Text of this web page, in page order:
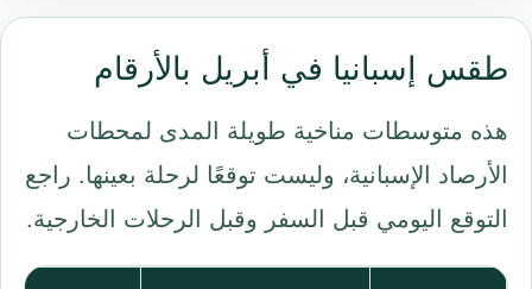
طقس إسبانيا في أبريل بالأرقام
هذه متوسطات مناخية طويلة المدى لمحطات
الأرصاد الإسبانية، وليست توقعًا لرحلة بعينها. راجع
التوقع اليومي قبل السفر وقبل الرحلات الخارجية.